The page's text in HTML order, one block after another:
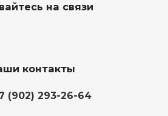
на связи
контакты
(902) 293-26-64